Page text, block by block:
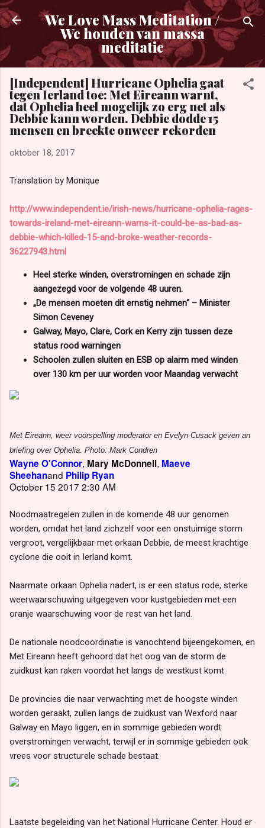
Doorgaan naar hoofdcontent
We Love Mass Meditation /
We houden van massa
meditatie
[Independent] Hurricane Ophelia gaat
tegen Ierland toe: Met Eireann warnt,
dat Ophelia heel mogelijk zo erg net als
Debbie kann worden. Debbie dodde 15
mensen en breekte onweer rekorden
oktober 18, 2017
Translation by Monique
http://www.independent.ie/irish-news/hurricane-ophelia-rages-
towards-ireland-met-eireann-warns-it-could-be-as-bad-as-
debbie-which-killed-15-and-broke-weather-records-
36227943.html
Heel sterke winden, overstromingen en schade zijn
aangezegd voor de volgende 48 uuren.
„De mensen moeten dit ernstig nehmen“ – Minister
Simon Ceveney
Galway, Mayo, Clare, Cork en Kerry zijn tussen deze
status rood warningen
Schoolen zullen sluiten en ESB op alarm med winden
over 130 km per uur worden voor Maandag verwacht
Met Eireann, weer voorspelling moderator en Evelyn Cusack geven an
briefing over Ophelia. Photo: Mark Condren
Wayne O'Connor, Mary McDonnell, Maeve
Sheehanand Philip Ryan
October 15 2017 2:30 AM
Noodmaatregelen zullen in de komende 48 uur genomen
worden, omdat het land zichzelf voor een onstuimige storm
vergroot, vergelijkbaar met orkaan Debbie, de meest krachtige
cyclone die ooit in Ierland komt.
Naarmate orkaan Ophelia nadert, is er een status rode, sterke
weerwaarschuwing uitgegeven voor kustgebieden met een
oranje waarschuwing voor de rest van het land.
De nationale noodcoordinatie is vanochtend bijeengekomen, en
Met Eireann heeft gehoord dat het oog van de storm de
zuidkust kan raken voordat het langs de westkust komt.
De provincies die naar verwachting met de hoogste winden
worden geraakt, zullen langs de zuidkust van Wexford naar
Galway en Mayo liggen, en in sommige gebieden wordt
overstromingen verwacht, terwijl er in sommige gebieden ook
vrees voor structurele schade bestaat.
Laatste begeleiding van het National Hurricane Center. Houd er